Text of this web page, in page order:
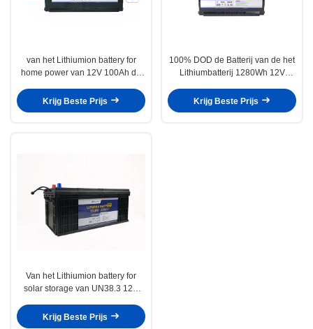
van het Lithiumion battery for
home power van 12V 100Ah de
de consument
Krijg Beste Prijs
100% DOD de Batterij van de het
Lithiumbatterij 1280Wh 12V
Energieopslag
Krijg Beste Prijs
Van het Lithiumion battery for
solar storage van UN38.3 12V
Krijg Beste Prijs